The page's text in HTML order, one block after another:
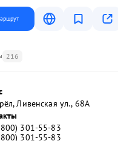
216
Ливенская ул., 68А
301-55-83
301-55-83